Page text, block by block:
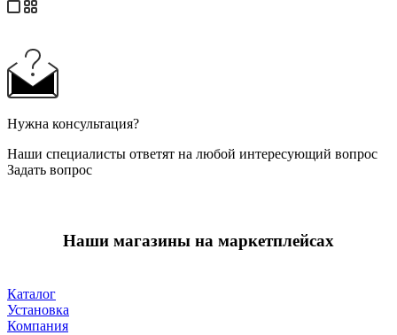
Нужна консультация?
Наши специалисты ответят на любой интересующий вопрос
Задать вопрос
Наши магазины на маркетплейсах
Каталог
Установка
Компания